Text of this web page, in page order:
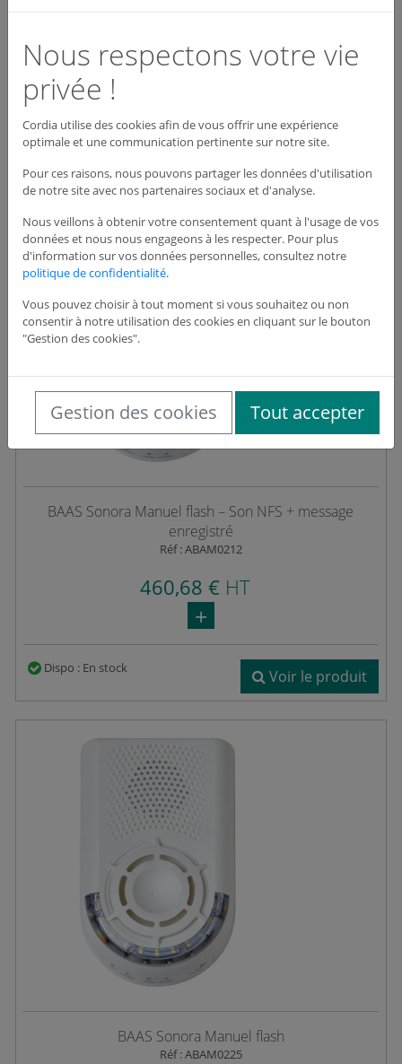
266,12 € HT
Dispo : Nous
Voir le produit
BAAS Sonora Manuel flash – Son NFS + message
enregistré
Réf : ABAM0212
460,68 € HT
Dispo : En stock Voir le produit
BAAS Sonora Manuel flash
Réf : ABAM0225
Nous respectons votre vie
privée !
Cordia utilise des cookies afin de vous offrir une expérience
optimale et une communication pertinente sur notre site.
Pour ces raisons, nous pouvons partager les données d'utilisation
de notre site avec nos partenaires sociaux et d'analyse.
Nous veillons à obtenir votre consentement quant à l'usage de vos
données et nous nous engageons à les respecter. Pour plus
d'information sur vos données personnelles, consultez notre
politique de confidentialité.
Vous pouvez choisir à tout moment si vous souhaitez ou non
consentir à notre utilisation des cookies en cliquant sur le bouton
"Gestion des cookies".
Gestion des cookies Tout accepter